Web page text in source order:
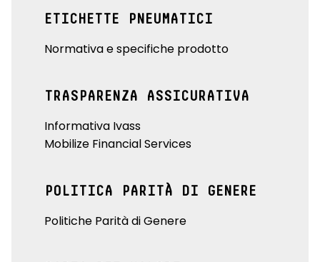
ETICHETTE PNEUMATICI
Normativa e specifiche prodotto
TRASPARENZA ASSICURATIVA
Informativa Ivass
Mobilize Financial Services
POLITICA PARITÀ DI GENERE
Politiche Parità di Genere